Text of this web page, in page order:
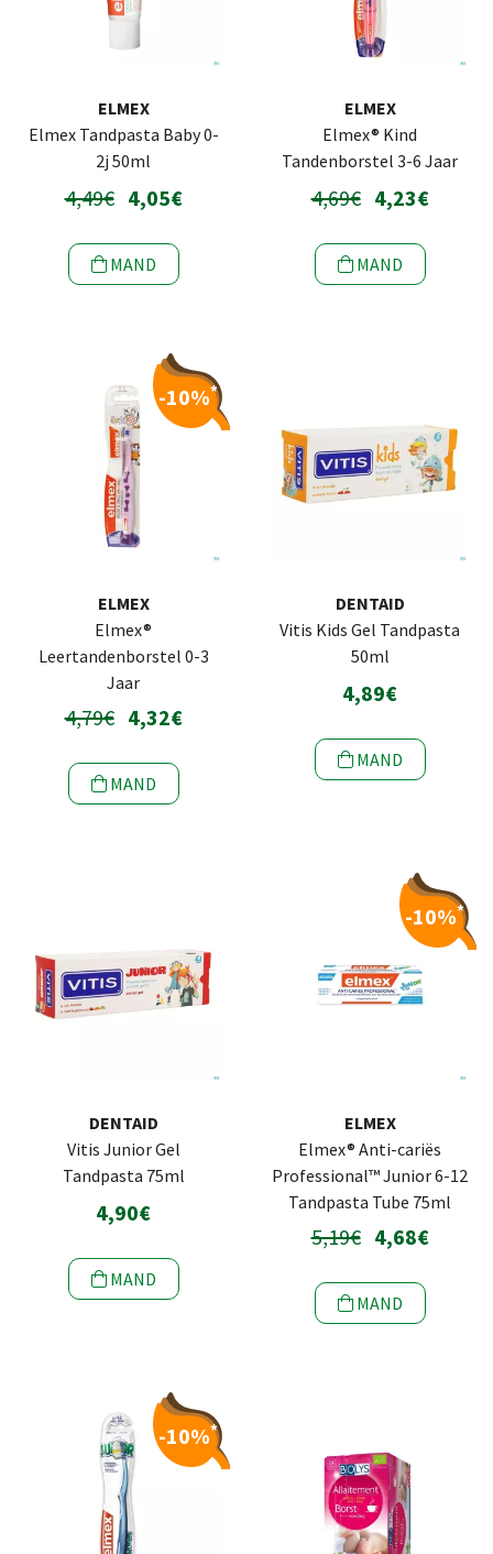
ELMEX
Elmex Tandpasta Baby 0-
2j 50ml
4,49€ 4,05€
MAND
ELMEX
Elmex® Kind
Tandenborstel 3-6 Jaar
4,69€ 4,23€
MAND
-10%*
ELMEX
Elmex®
Leertandenborstel 0-3
Jaar
4,79€ 4,32€
MAND
DENTAID
Vitis Kids Gel Tandpasta
50ml
4,89€
MAND
DENTAID
Vitis Junior Gel
Tandpasta 75ml
4,90€
MAND
-10%*
ELMEX
Elmex® Anti-cariës
Professional™ Junior 6-12
Tandpasta Tube 75ml
5,19€ 4,68€
MAND
-10%*